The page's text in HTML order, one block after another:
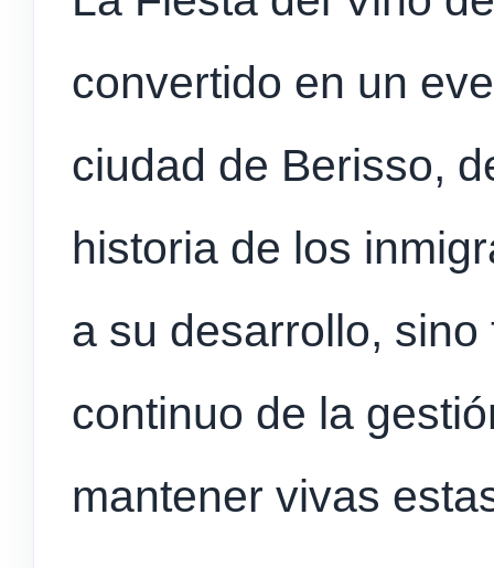
convertido en un
ciudad de Berisso,
historia de los
a su desarrollo,
continuo de la
mantener vivas